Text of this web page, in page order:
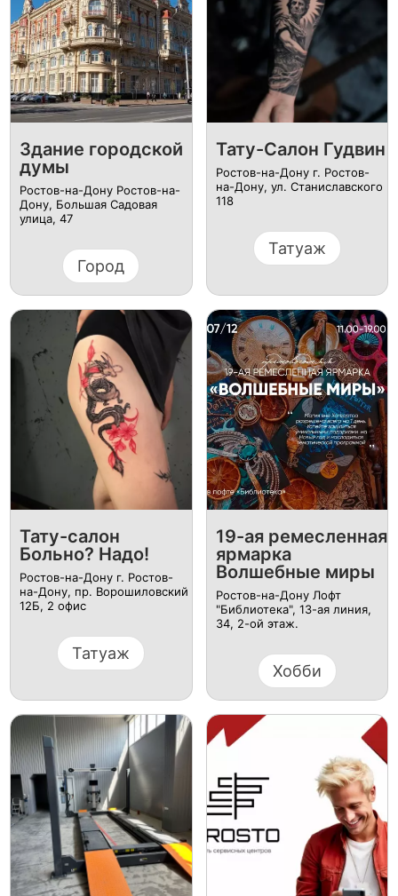
Здание городской
думы
Ростов-на-Дону Ростов-на-
Дону, Большая Садовая
улица, 47
Город
Тату-Салон Гудвин
Ростов-на-Дону г. Ростов-
на-Дону, ул. Станиславского
118
Татуаж
Тату-салон
Больно? Надо!
Ростов-на-Дону г. Ростов-
на-Дону, пр. Ворошиловский
12Б, ​2 офис
Татуаж
19-ая ремесленная
ярмарка
Волшебные миры
Ростов-на-Дону Лофт
"Библиотека", 13-ая линия,
34, 2-ой этаж.
Хобби